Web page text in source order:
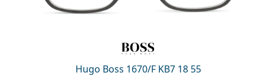
Hugo Boss 1670/F KB7 18 55